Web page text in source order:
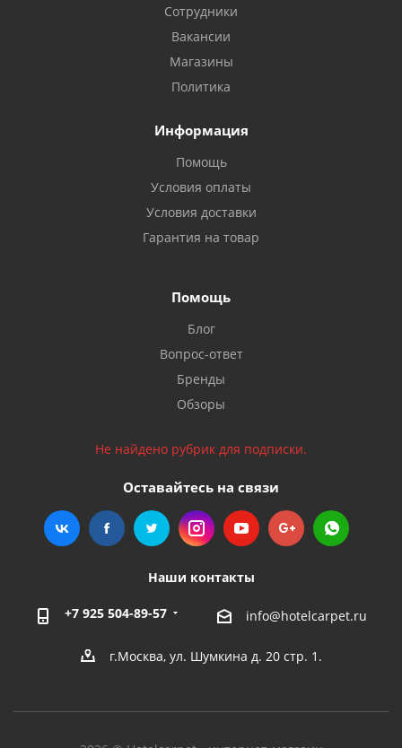
Сотрудники
Вакансии
Магазины
Политика
Информация
Помощь
Условия оплаты
Условия доставки
Гарантия на товар
Помощь
Блог
Вопрос-ответ
Бренды
Обзоры
Не найдено рубрик для подписки.
Оставайтесь на связи
Наши контакты
+7 925 504-89-57 info@hotelcarpet.ru
г.Москва, ул. Шумкина д. 20 стр. 1.